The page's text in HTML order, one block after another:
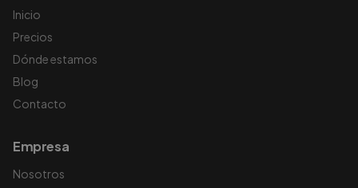
Inicio
Precios
Dónde estamos
Blog
Contacto
Empresa
Nosotros